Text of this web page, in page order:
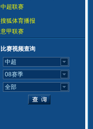
中超联赛
搜狐体育播报
意甲联赛
比赛视频查询